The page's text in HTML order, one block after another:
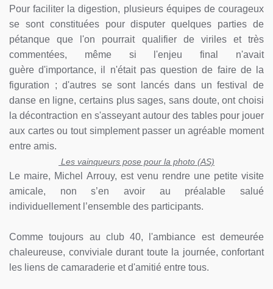
Pour faciliter la digestion, plusieurs équipes de courageux
se sont constituées pour disputer quelques parties de
pétanque que l'on pourrait qualifier de viriles et très
commentées, même si l'enjeu final n'avait
guère d'importance, il n'était pas question de faire de la
figuration ; d'autres se sont lancés dans un festival de
danse en ligne, certains plus sages, sans doute, ont choisi
la décontraction en s'asseyant autour des tables pour jouer
aux cartes ou tout simplement passer un agréable moment
entre amis.
Les vainqueurs pose pour la photo (AS)
Le maire, Michel Arrouy, est venu rendre une petite visite
amicale, non s’en avoir au préalable salué
individuellement l’ensemble des participants.
Comme toujours au club 40, l'ambiance est demeurée
chaleureuse, conviviale durant toute la journée, confortant
les liens de camaraderie et d'amitié entre tous.